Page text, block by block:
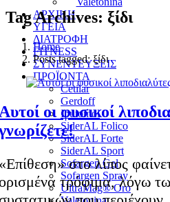
ΑΡΧΙΚΗ
ΥΓΕΙΑ
ΔΙΑΤΡΟΦΗ
FITNESS
ΣΥΝΕΝΤΕΥΞΕΙΣ
ΠΡΟΪΟΝΤΑ
Cetilar
Gerdoff
Ibutomol
SiderAL Folico
SiderAL Forte
SiderAL Sport
Sofargen Gel
Sofargen Spray
UltraMag® Oro
Tag Archives: ξίδι
Home
Posts tagged: ξίδι
οι φυσικοί
στο λίπος
τρόφιμα, λόγω